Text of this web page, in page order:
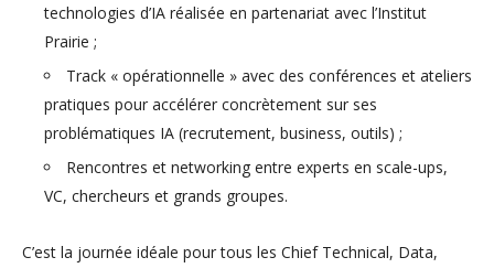
technologies d’IA réalisée en partenariat avec l’Institut
Prairie ;
Track « opérationnelle » avec des conférences et ateliers
pratiques pour accélérer concrètement sur ses
problématiques IA (recrutement, business, outils) ;
Rencontres et networking entre experts en scale-ups,
VC, chercheurs et grands groupes.
C’est la journée idéale pour tous les Chief Technical, Data,